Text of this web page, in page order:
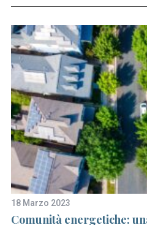
18 Marzo 2023
Comunità energetiche:
r
f
o
r